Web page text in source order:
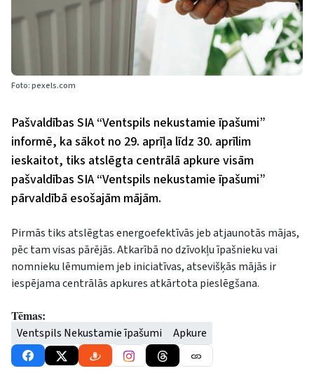
Foto: pexels.com
Pašvaldības SIA “Ventspils nekustamie īpašumi”
informē, ka sākot no 29. aprīļa līdz 30. aprīlim
ieskaitot, tiks atslēgta centrālā apkure visām
pašvaldības SIA “Ventspils nekustamie īpašumi”
pārvaldībā esošajām mājām.
Pirmās tiks atslēgtas energoefektīvās jeb atjaunotās mājas,
pēc tam visas pārējās. Atkarībā no dzīvokļu īpašnieku vai
nomnieku lēmumiem jeb iniciatīvas, atsevišķās mājās ir
iespējama centrālās apkures atkārtota pieslēgšana.
Tēmas:
Ventspils Nekustamie īpašumi Apkure